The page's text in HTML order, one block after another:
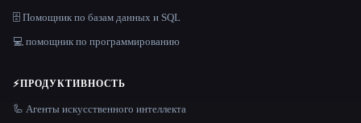
🗄️ Помощник по базам данных и SQL
💻 помощник по программированию
⚡ПРОДУКТИВНОСТЬ
🦾 Агенты искусственного интеллекта